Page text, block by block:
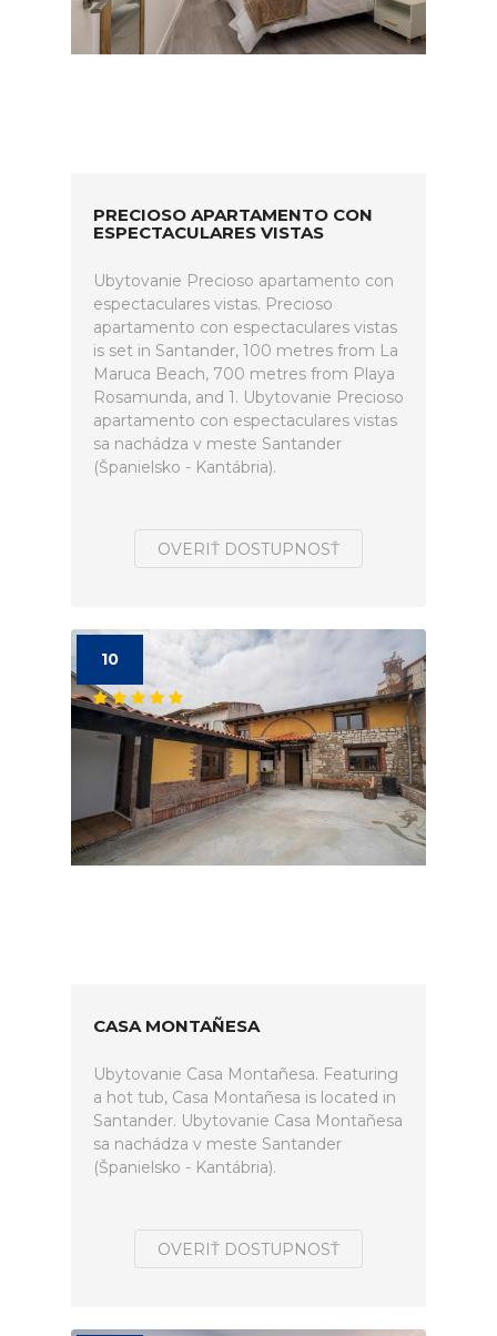
PRECIOSO APARTAMENTO CON
ESPECTACULARES VISTAS
Ubytovanie Precioso apartamento con
espectaculares vistas. Precioso
apartamento con espectaculares vistas
is set in Santander, 100 metres from La
Maruca Beach, 700 metres from Playa
Rosamunda, and 1. Ubytovanie Precioso
apartamento con espectaculares vistas
sa nachádza v meste Santander
(Španielsko - Kantábria).
OVERIŤ DOSTUPNOSŤ
10
CASA MONTAÑESA
Ubytovanie Casa Montañesa. Featuring
a hot tub, Casa Montañesa is located in
Santander. Ubytovanie Casa Montañesa
sa nachádza v meste Santander
(Španielsko - Kantábria).
OVERIŤ DOSTUPNOSŤ